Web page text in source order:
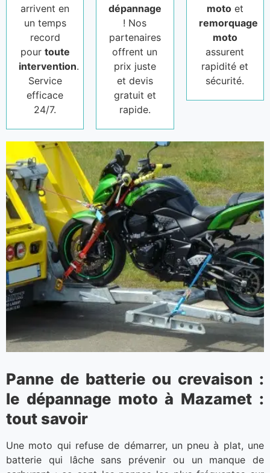
arrivent en
un temps
record
pour toute
intervention.
Service
efficace
24/7.
dépannage
! Nos
partenaires
offrent un
prix juste
et devis
gratuit et
rapide.
motoet
remorquage
moto
assurent
rapidité et
sécurité.
Panne de batterie ou crevaison :
le dépannage moto à Mazamet :
tout savoir
Une moto qui refuse de démarrer, un pneu à plat, une
batterie qui lâche sans prévenir ou un manque de